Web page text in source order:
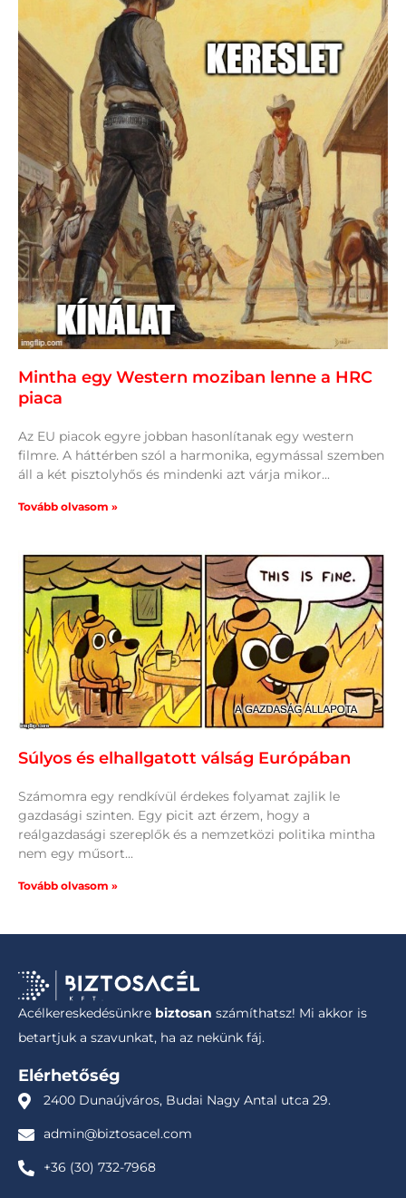
Mintha egy Western moziban lenne a HRC
piaca
Az EU piacok egyre jobban hasonlítanak egy western
filmre. A háttérben szól a harmonika, egymással szemben
áll a két pisztolyhős és mindenki azt várja mikor
Tovább olvasom »
Súlyos és elhallgatott válság Európában
Számomra egy rendkívül érdekes folyamat zajlik le
gazdasági szinten. Egy picit azt érzem, hogy a
reálgazdasági szereplők és a nemzetközi politika mintha
nem egy műsort
Tovább olvasom »
Acélkereskedésünkre biztosan számíthatsz! Mi akkor is
betartjuk a szavunkat, ha az nekünk fáj.
Elérhetőség
2400 Dunaújváros, Budai Nagy Antal utca 29.
admin@biztosacel.com
+36 (30) 732-7968